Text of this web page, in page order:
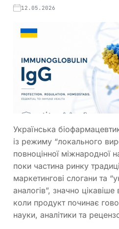
12.05.2026
Українська
із режиму “локального
повноцінної міжнародної
поки частина ринку
маркетингові слогани та
аналогів”, значно цікавіше
коли продукт починає
науки, аналітики та